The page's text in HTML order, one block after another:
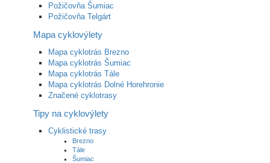
Požičovňa Šumiac
Požičovňa Telgárt
Mapa cyklovýlety
Mapa cyklotrás Brezno
Mapa cyklotrás Šumiac
Mapa cyklotrás Tále
Mapa cyklotrás Dolné Horehronie
Značené cyklotrasy
Tipy na cyklovýlety
Cyklistické trasy
Brezno
Tále
Šumiac